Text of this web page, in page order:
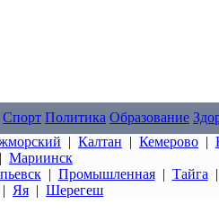
Спорт Политика Образование
| Калтан | Кемерово |
| Мариинск
| Промышленная| Тайга |
| Яя | Шерегеш